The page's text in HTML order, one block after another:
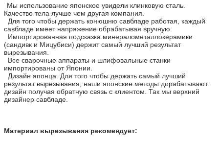
Мы использование японское увидели клинковую сталь.
Качество тела лучше чем другая компания.
Для того чтобы держать конюшню савбладе работая, каждый
савбладе имеет напряжение обрабатывая вручную.
Импортированная подсказка минералометаллокерамики
(сандивк и Мицубиси) держит самый лучший результат
вырезывания.
Все сварочные аппараты и шлифовальные станки
импортированы от Японии.
Дизайн японца. Для того чтобы держать самый лучший
результат вырезывания, наши японские методы дорабатывают
дизайн получая обратную связь с клиентом. Так мы верхний
дизайнер савбладе.
Материал вырезывания рекомендует: